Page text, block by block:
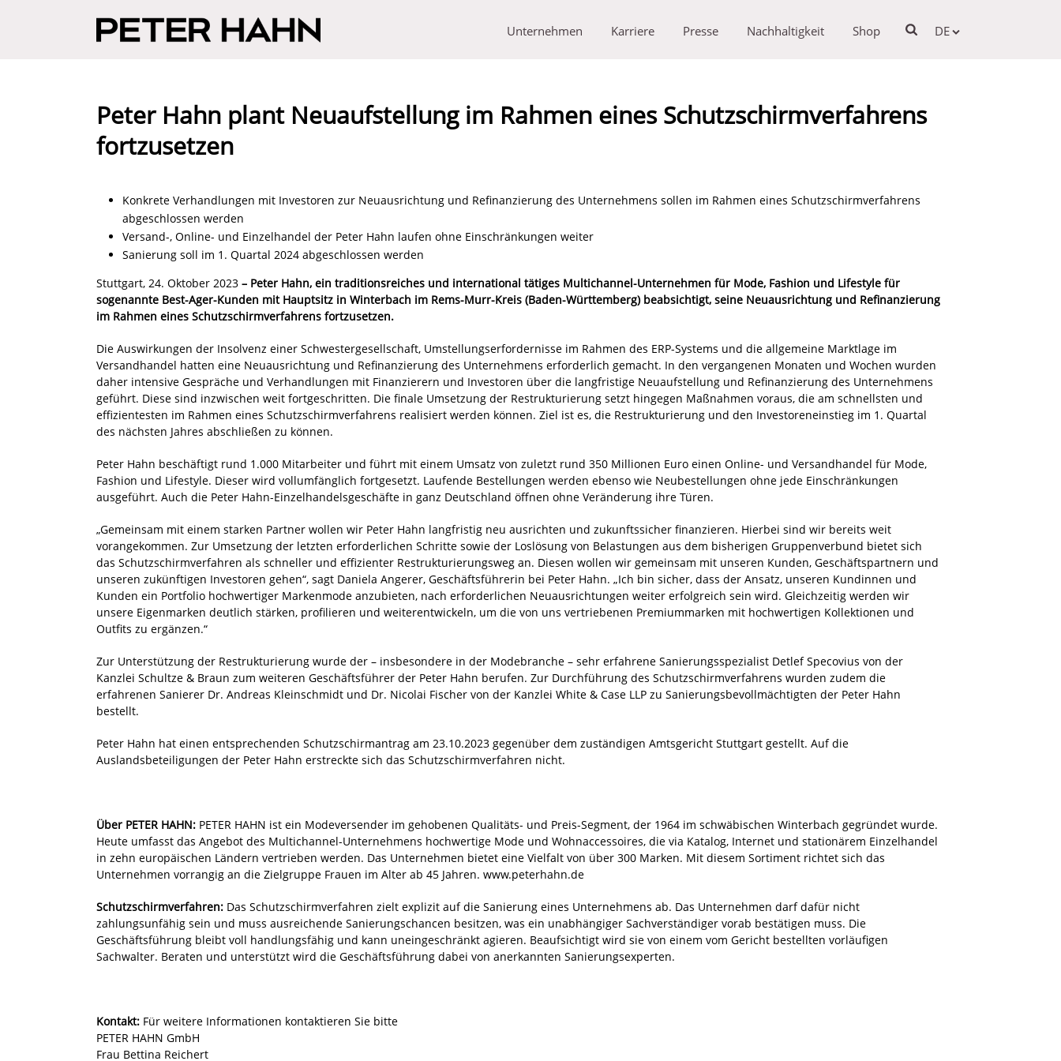
Unternehmen Karriere Presse Nachhaltigkeit Shop DE
Peter Hahn plant Neuaufstellung im Rahmen eines Schutzschirmverfahrens
fortzusetzen
Konkrete Verhandlungen mit Investoren zur Neuausrichtung und Refinanzierung des Unternehmens sollen im Rahmen eines Schutzschirmverfahrens
abgeschlossen werden
Versand-, Online- und Einzelhandel der Peter Hahn laufen ohne Einschränkungen weiter
Sanierung soll im 1. Quartal 2024 abgeschlossen werden
Stuttgart, 24. Oktober 2023 – Peter Hahn, ein traditionsreiches und international tätiges Multichannel-Unternehmen für Mode, Fashion und Lifestyle für
sogenannte Best-Ager-Kunden mit Hauptsitz in Winterbach im Rems-Murr-Kreis (Baden-Württemberg) beabsichtigt, seine Neuausrichtung und Refinanzierung
im Rahmen eines Schutzschirmverfahrens fortzusetzen.
Die Auswirkungen der Insolvenz einer Schwestergesellschaft, Umstellungserfordernisse im Rahmen des ERP-Systems und die allgemeine Marktlage im
Versandhandel hatten eine Neuausrichtung und Refinanzierung des Unternehmens erforderlich gemacht. In den vergangenen Monaten und Wochen wurden
daher intensive Gespräche und Verhandlungen mit Finanzierern und Investoren über die langfristige Neuaufstellung und Refinanzierung des Unternehmens
geführt. Diese sind inzwischen weit fortgeschritten. Die finale Umsetzung der Restrukturierung setzt hingegen Maßnahmen voraus, die am schnellsten und
effizientesten im Rahmen eines Schutzschirmverfahrens realisiert werden können. Ziel ist es, die Restrukturierung und den Investoreneinstieg im 1. Quartal
des nächsten Jahres abschließen zu können.
Peter Hahn beschäftigt rund 1.000 Mitarbeiter und führt mit einem Umsatz von zuletzt rund 350 Millionen Euro einen Online- und Versandhandel für Mode,
Fashion und Lifestyle. Dieser wird vollumfänglich fortgesetzt. Laufende Bestellungen werden ebenso wie Neubestellungen ohne jede Einschränkungen
ausgeführt. Auch die Peter Hahn-Einzelhandelsgeschäfte in ganz Deutschland öffnen ohne Veränderung ihre Türen.
„Gemeinsam mit einem starken Partner wollen wir Peter Hahn langfristig neu ausrichten und zukunftssicher finanzieren. Hierbei sind wir bereits weit
vorangekommen. Zur Umsetzung der letzten erforderlichen Schritte sowie der Loslösung von Belastungen aus dem bisherigen Gruppenverbund bietet sich
das Schutzschirmverfahren als schneller und effizienter Restrukturierungsweg an. Diesen wollen wir gemeinsam mit unseren Kunden, Geschäftspartnern und
unseren zukünftigen Investoren gehen“, sagt Daniela Angerer, Geschäftsführerin bei Peter Hahn. „Ich bin sicher, dass der Ansatz, unseren Kundinnen und
Kunden ein Portfolio hochwertiger Markenmode anzubieten, nach erforderlichen Neuausrichtungen weiter erfolgreich sein wird. Gleichzeitig werden wir
unsere Eigenmarken deutlich stärken, profilieren und weiterentwickeln, um die von uns vertriebenen Premiummarken mit hochwertigen Kollektionen und
Outfits zu ergänzen.“
Zur Unterstützung der Restrukturierung wurde der – insbesondere in der Modebranche – sehr erfahrene Sanierungsspezialist Detlef Specovius von der
Kanzlei Schultze & Braun zum weiteren Geschäftsführer der Peter Hahn berufen. Zur Durchführung des Schutzschirmverfahrens wurden zudem die
erfahrenen Sanierer Dr. Andreas Kleinschmidt und Dr. Nicolai Fischer von der Kanzlei White & Case LLP zu Sanierungsbevollmächtigten der Peter Hahn
bestellt.
Peter Hahn hat einen entsprechenden Schutzschirmantrag am 23.10.2023 gegenüber dem zuständigen Amtsgericht Stuttgart gestellt. Auf die
Auslandsbeteiligungen der Peter Hahn erstreckte sich das Schutzschirmverfahren nicht.
Über PETER HAHN: PETER HAHN ist ein Modeversender im gehobenen Qualitäts- und Preis-Segment, der 1964 im schwäbischen Winterbach gegründet wurde.
Heute umfasst das Angebot des Multichannel-Unternehmens hochwertige Mode und Wohnaccessoires, die via Katalog, Internet und stationärem Einzelhandel
in zehn europäischen Ländern vertrieben werden. Das Unternehmen bietet eine Vielfalt von über 300 Marken. Mit diesem Sortiment richtet sich das
Unternehmen vorrangig an die Zielgruppe Frauen im Alter ab 45 Jahren. www.peterhahn.de
Schutzschirmverfahren: Das Schutzschirmverfahren zielt explizit auf die Sanierung eines Unternehmens ab. Das Unternehmen darf dafür nicht
zahlungsunfähig sein und muss ausreichende Sanierungschancen besitzen, was ein unabhängiger Sachverständiger vorab bestätigen muss. Die
Geschäftsführung bleibt voll handlungsfähig und kann uneingeschränkt agieren. Beaufsichtigt wird sie von einem vom Gericht bestellten vorläufigen
Sachwalter. Beraten und unterstützt wird die Geschäftsführung dabei von anerkannten Sanierungsexperten.
Kontakt: Für weitere Informationen kontaktieren Sie bitte
PETER HAHN GmbH
Frau Bettina Reichert